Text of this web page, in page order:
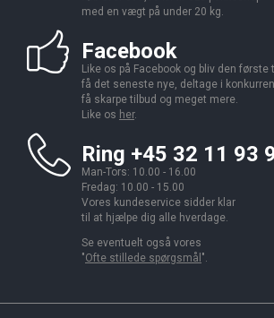
med en vægt på under 20 kg.
Facebook
Like os på Facebook og bliv den første
få det seneste nye, deltage i
få skarpe tilbud og meget mere.
Like os her.
Ring +45 32 11 93
Man-Tors: 10.00 - 16.00
Fredag: 10.00 - 15.00
Vores kundeservice sidder klar
til at hjælpe dig alle hverdage.
Se eventuelt også vores
"Ofte stillede spørgsmål ".